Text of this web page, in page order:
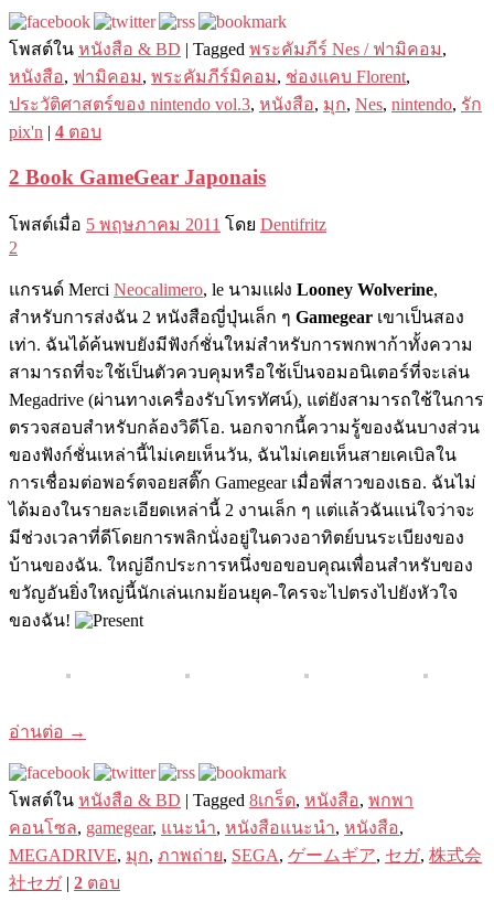
โพสต์ใน หนังสือ & BD | Tagged พระคัมภีร์ Nes / ฟามิคอม,
หนังสือ, ฟามิคอม, พระคัมภีร์มิคอม, ช่องแคบ Florent,
ประวัติศาสตร์ของ nintendo vol.3, หนังสือ, มุก, Nes, nintendo, รัก
pix'n | 4 ตอบ
2 Book GameGear Japonais
โพสต์เมื่อ 5 พฤษภาคม 2011 โดย Dentifritz
2
แกรนด์ Merci Neocalimero, le นามแฝง Looney Wolverine,
สำหรับการส่งฉัน 2 หนังสือญี่ปุ่นเล็ก ๆ Gamegear เขาเป็นสอง
เท่า. ฉันได้ค้นพบยังมีฟังก์ชั่นใหม่สำหรับการพกพาก้าทั้งความ
สามารถที่จะใช้เป็นตัวควบคุมหรือใช้เป็นจอมอนิเตอร์ที่จะเล่น
Megadrive (ผ่านทางเครื่องรับโทรทัศน์), แต่ยังสามารถใช้ในการ
ตรวจสอบสำหรับกล้องวิดีโอ. นอกจากนี้ความรู้ของฉันบางส่วน
ของฟังก์ชั่นเหล่านี้ไม่เคยเห็นวัน, ฉันไม่เคยเห็นสายเคเบิลใน
การเชื่อมต่อพอร์ตจอยสติ๊ก Gamegear เมื่อพี่สาวของเธอ. ฉันไม่
ได้มองในรายละเอียดเหล่านี้ 2 งานเล็ก ๆ แต่แล้วฉันแน่ใจว่าจะ
มีช่วงเวลาที่ดีโดยการพลิกนั่งอยู่ในดวงอาทิตย์บนระเบียงของ
บ้านของฉัน. ใหญ่อีกประการหนึ่งขอขอบคุณเพื่อนสำหรับของ
ขวัญอันยิ่งใหญ่นี้นักเล่นเกมย้อนยุค-ใครจะไปตรงไปยังหัวใจ
ของฉัน!
อ่านต่อ →
โพสต์ใน หนังสือ & BD | Tagged 8เกร็ด, หนังสือ, พกพา
คอนโซล, gamegear, แนะนำ, หนังสือแนะนำ, หนังสือ,
MEGADRIVE, มุก, ภาพถ่าย, SEGA, ゲームギア, セガ, 株式会
社セガ | 2 ตอบ